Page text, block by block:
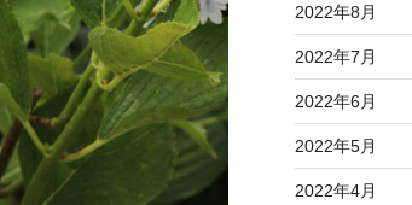
2022年8月
2022年7月
2022年6月
2022年5月
2022年4月